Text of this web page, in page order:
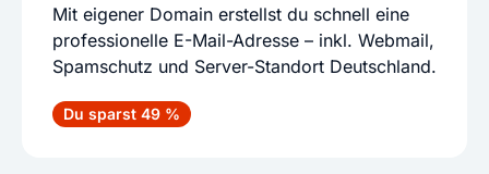
Mit eigener Domain erstellst du schnell eine
professionelle E-Mail-Adresse – inkl. Webmail,
Spamschutz und Server-Standort Deutschland.
Du sparst 49 %